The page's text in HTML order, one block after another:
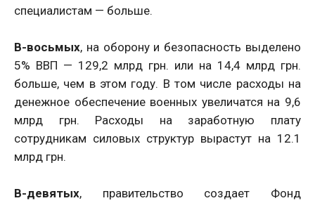
специалистам — больше.
В-восьмых, на оборону и безопасность выделено
5% ВВП — 129,2 млрд грн. или на 14,4 млрд грн.
больше, чем в этом году. В том числе расходы на
денежное обеспечение военных увеличатся на 9,6
млрд грн. Расходы на заработную плату
сотрудникам силовых структур вырастут на 12.1
млрд грн.
В-девятых, правительство создает Фонд